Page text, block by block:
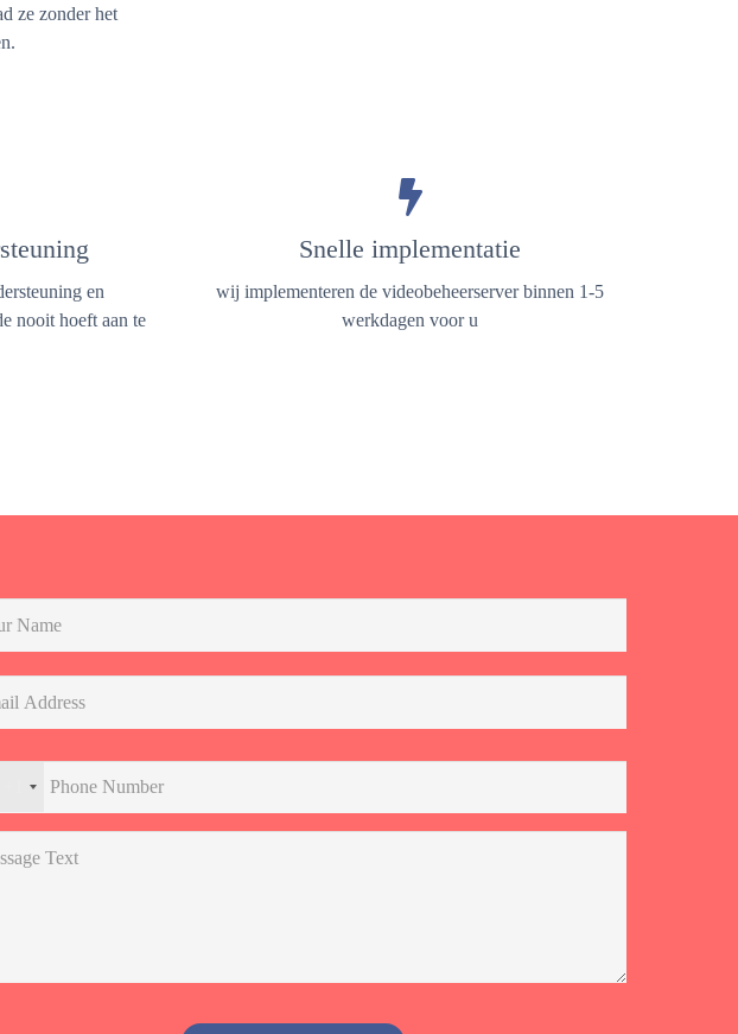
ze zonder het
en
nooit hoeft aan te
Snelle implementatie
wij implementeren de videobeheerserver binnen 1-5
werkdagen voor u